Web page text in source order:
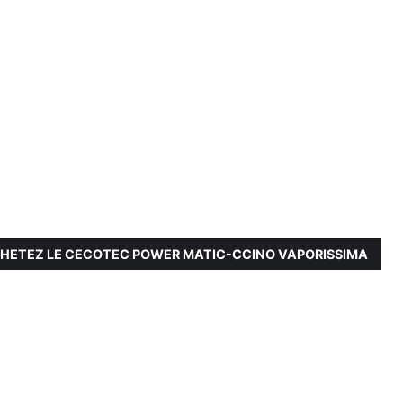
LE CECOTEC POWER MATIC-CCINO VAPORISSIMA